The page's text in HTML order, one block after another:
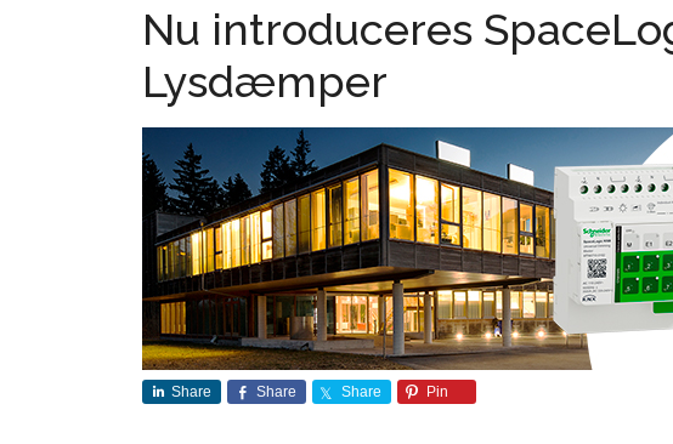
Nu introduceres
Lysdæmper
Share Share Share Pin